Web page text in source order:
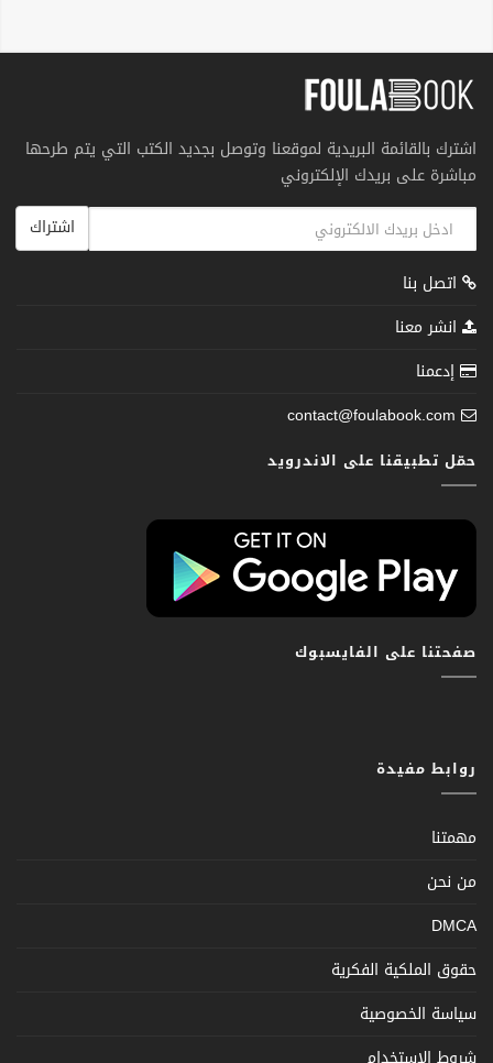
اشترك بالقائمة البريدية لموقعنا وتوصل بجديد الكتب التي يتم طرحها
مباشرة على بريدك الإلكتروني
اشتراك
اتصل بنا
انشر معنا
إدعمنا
contact@foulabook.com
حمّل تطبيقنا على الاندرويد
صفحتنا على الفايسبوك
روابط مفيدة
مهمتنا
من نحن
DMCA
حقوق الملكية الفكرية
سياسة الخصوصية